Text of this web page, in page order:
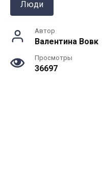
Люди
Автор
Валентина Вовк
Просмотры
36697